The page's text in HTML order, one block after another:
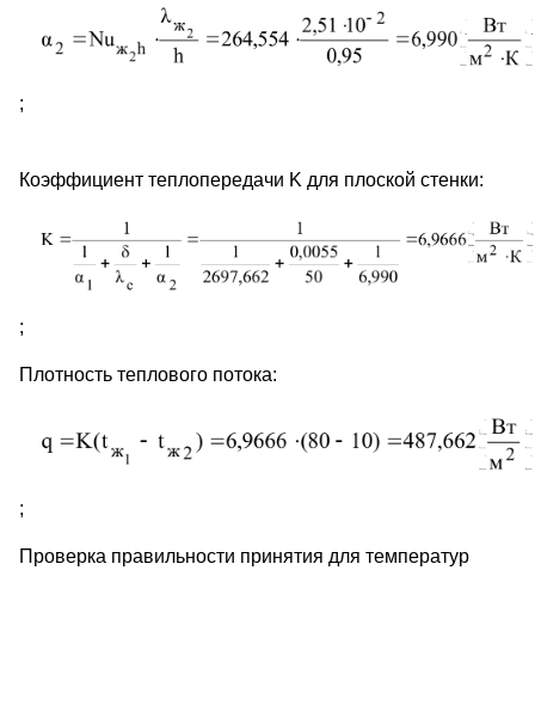
;
Коэффициент теплопередачи K для плоской стенки:
;
Плотность теплового потока:
;
Проверка правильности принятия для температур